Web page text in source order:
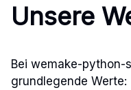
Unsere
Bei wemake-python-
grundlegende Werte: